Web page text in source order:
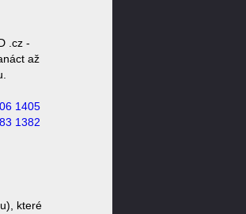
.cz -
až
1405
1382
které